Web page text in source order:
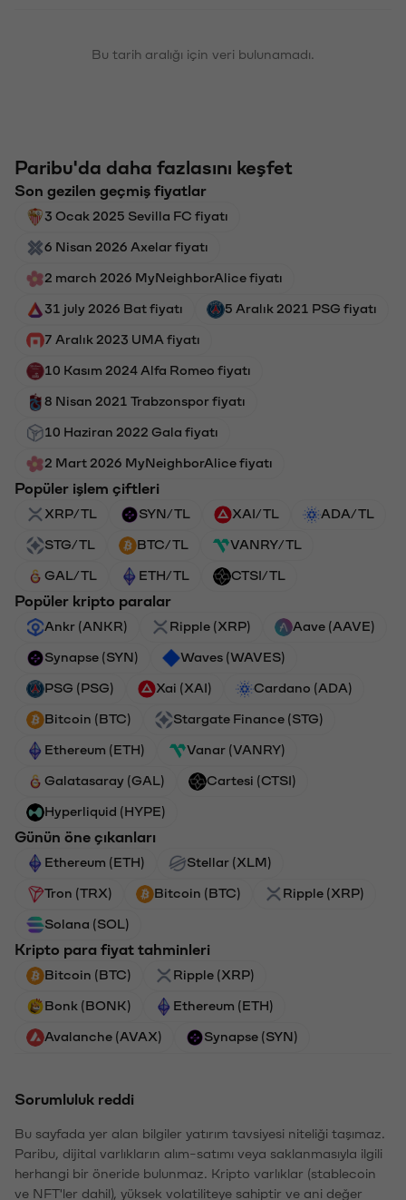
Bu tarih aralığı için veri bulunamadı.
Paribu'da daha fazlasını keşfet
Son gezilen geçmiş fiyatlar
3 Ocak 2025 Sevilla FC fiyatı
6 Nisan 2026 Axelar fiyatı
2 march 2026 MyNeighborAlice fiyatı
31 july 2026 Bat fiyatı 5 Aralık 2021 PSG fiyatı
7 Aralık 2023 UMA fiyatı
10 Kasım 2024 Alfa Romeo fiyatı
8 Nisan 2021 Trabzonspor fiyatı
10 Haziran 2022 Gala fiyatı
2 Mart 2026 MyNeighborAlice fiyatı
Popüler işlem çiftleri
XRP/TL SYN/TL XAI/TL ADA/TL
STG/TL BTC/TL VANRY/TL
GAL/TL ETH/TL CTSI/TL
Popüler kripto paralar
Ankr (ANKR) Ripple (XRP) Aave (AAVE)
Synapse (SYN) Waves (WAVES)
PSG (PSG) Xai (XAI) Cardano (ADA)
Bitcoin (BTC) Stargate Finance (STG)
Ethereum (ETH) Vanar (VANRY)
Galatasaray (GAL) Cartesi (CTSI)
Hyperliquid (HYPE)
Günün öne çıkanları
Ethereum (ETH) Stellar (XLM)
Tron (TRX) Bitcoin (BTC) Ripple (XRP)
Solana (SOL)
Kripto para fiyat tahminleri
Bitcoin (BTC) Ripple (XRP)
Bonk (BONK) Ethereum (ETH)
Avalanche (AVAX) Synapse (SYN)
Sorumluluk reddi
Bu sayfada yer alan bilgiler yatırım tavsiyesi niteliği taşımaz.
Paribu, dijital varlıkların alım-satımı veya saklanmasıyla ilgili
herhangi bir öneride bulunmaz. Kripto varlıklar (stablecoin
ve NFT'ler dahil), yüksek volatiliteye sahiptir ve ani değer